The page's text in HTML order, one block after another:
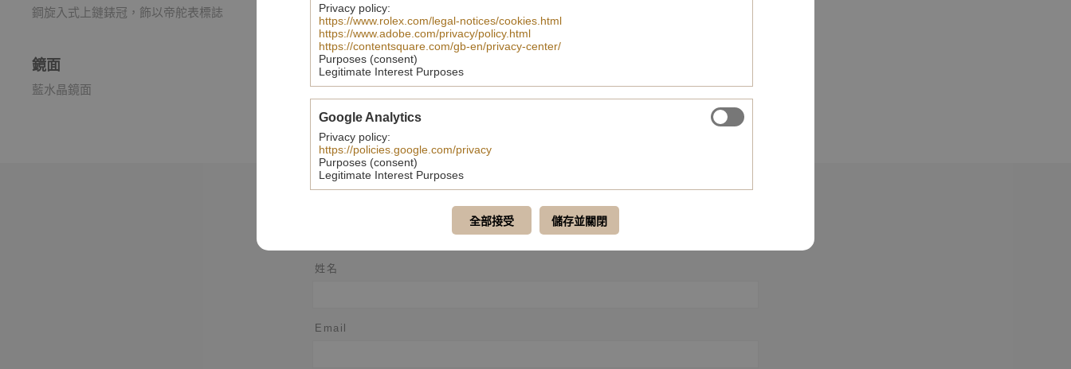
鋼旋入式上鏈錶冠，飾以帝舵表標誌
鏡面
藍水晶鏡面
聯絡我們
姓名
Email
Privacy policy:
https://www.rolex.com/legal-notices/cookies.html
https://www.adobe.com/privacy/policy.html
https://contentsquare.com/gb-en/privacy-center/
Purposes (consent)
Legitimate Interest Purposes
Google Analytics
Privacy policy:
https://policies.google.com/privacy
Purposes (consent)
Legitimate Interest Purposes
全部接受 儲存並關閉